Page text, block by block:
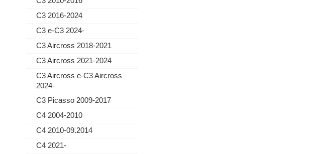
C3 2016-2024
C3 e-C3 2024-
C3 Aircross 2018-2021
C3 Aircross 2021-2024
C3 Aircross e-C3 Aircross
2024-
C3 Picasso 2009-2017
C4 2004-2010
C4 2010-09.2014
C4 2021-